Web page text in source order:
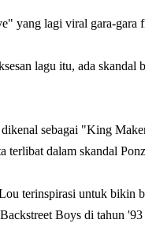
yang lagi viral gara-gara
lagu itu, ada skandal
sebagai "King
dalam skandal
terinspirasi untuk bikin
Boys di tahun